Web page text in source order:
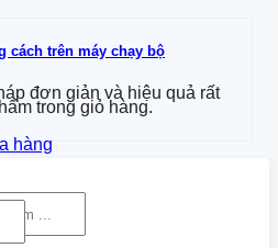
trong giỏ hàng.
hàng
cách trên máy chạy bộ
đơn giản và hiệu quả rất